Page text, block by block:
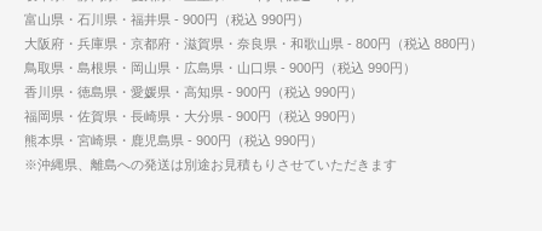
富山県・石川県・福井県 - 900円（税込 990円）
大阪府・兵庫県・京都府・滋賀県・奈良県・和歌山県 - 800円（税込 880円）
鳥取県・島根県・岡山県・広島県・山口県 - 900円（税込 990円）
香川県・徳島県・愛媛県・高知県 - 900円（税込 990円）
福岡県・佐賀県・長崎県・大分県 - 900円（税込 990円）
熊本県・宮崎県・鹿児島県 - 900円（税込 990円）
※沖縄県、離島への発送は別途お見積もりさせていただきます